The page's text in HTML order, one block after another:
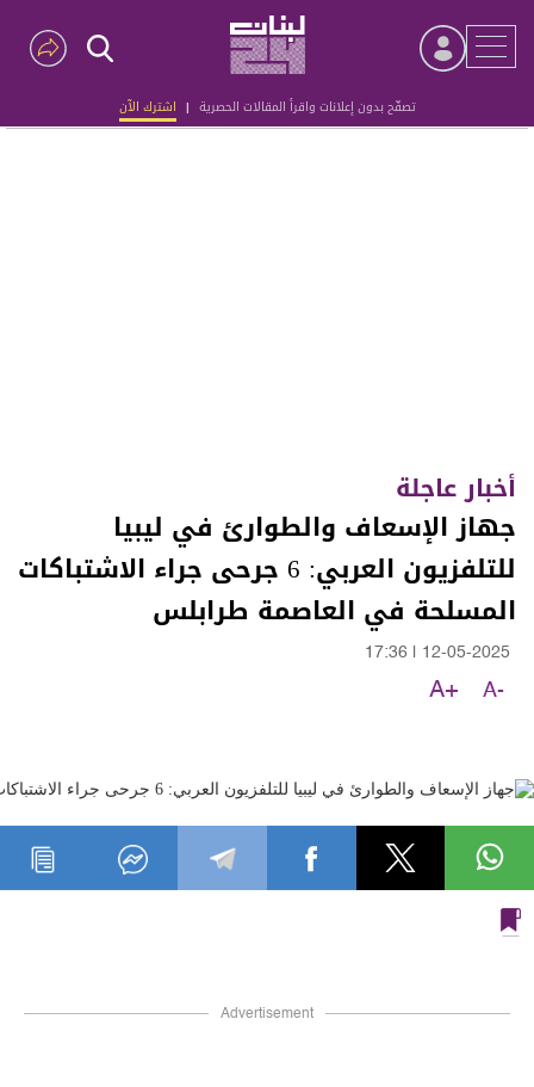
تصفّح بدون إعلانات واقرأ المقالات الحصرية | اشترك الآن
Advertisement
أخبار عاجلة
جهاز الإسعاف والطوارئ في ليبيا
للتلفزيون العربي: 6 جرحى جراء الاشتباكات
المسلحة في العاصمة طرابلس
12-05-2025
17:36
A-
A+
Advertisement